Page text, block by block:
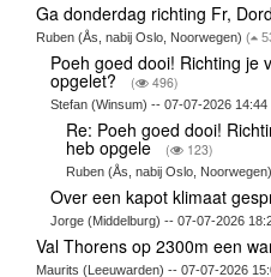
Ga donderdag richting Fr,
Ruben (Ås, nabij Oslo, Noorwegen) (
Poeh goed dooi! Richting je
opgelet? ( 496)
Stefan (Winsum) -- 07-07-2026 14:44
Re: Poeh goed dooi!
heb opgele ( 123)
Ruben (Ås, nabij Oslo, Noorwegen)
Over een kapot klimaat
Jorge (Middelburg) -- 07-07-2026
Val Thorens op 2300m een
Maurits (Leeuwarden) -- 07-07-2026